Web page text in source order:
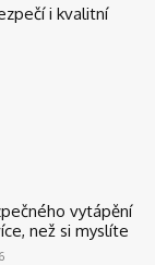
i kvalitní
vytápění
než si myslíte